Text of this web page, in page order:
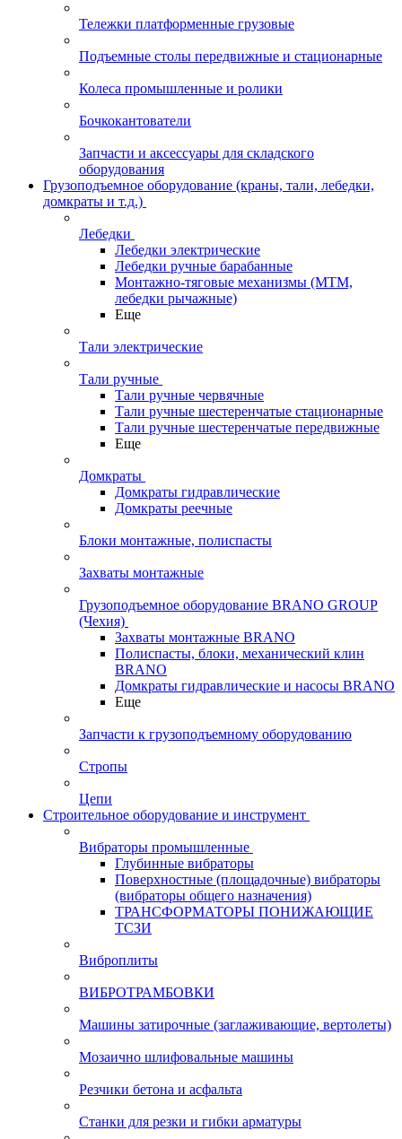
Тележки платформенные грузовые
Подъемные столы передвижные и стационарные
Колеса промышленные и ролики
Бочкокантователи
Запчасти и аксессуары для складского
оборудования
Грузоподъемное оборудование (краны, тали, лебедки,
домкраты и т.д.)
Лебедки
Лебедки электрические
Лебедки ручные барабанные
Монтажно-тяговые механизмы (МТМ,
лебедки рычажные)
Еще
Тали электрические
Тали ручные
Тали ручные червячные
Тали ручные шестеренчатые стационарные
Тали ручные шестеренчатые передвижные
Еще
Домкраты
Домкраты гидравлические
Домкраты реечные
Блоки монтажные, полиспасты
Захваты монтажные
Грузоподъемное оборудование BRANO GROUP
(Чехия)
Захваты монтажные BRANO
Полиспасты, блоки, механический клин
BRANO
Домкраты гидравлические и насосы BRANO
Еще
Запчасти к грузоподъемному оборудованию
Стропы
Цепи
Строительное оборудование и инструмент
Вибраторы промышленные
Глубинные вибраторы
Поверхностные (площадочные) вибраторы
(вибраторы общего назначения)
ТРАНСФОРМАТОРЫ ПОНИЖАЮЩИЕ
ТСЗИ
Виброплиты
ВИБРОТРАМБОВКИ
Машины затирочные (заглаживающие, вертолеты)
Мозаично шлифовальные машины
Резчики бетона и асфальта
Станки для резки и гибки арматуры